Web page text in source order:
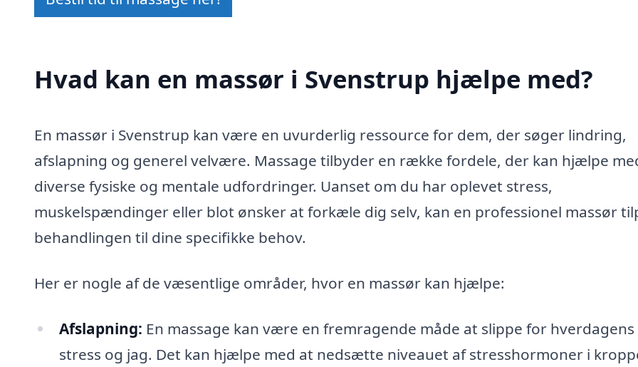
Hvad kan en massør i Svenstrup hjælpe med?
En massør i Svenstrup kan være en uvurderlig ressource for dem, der søger lindring,
afslapning og generel velvære. Massage tilbyder en række fordele, der kan hjælpe
diverse fysiske og mentale udfordringer. Uanset om du har oplevet stress,
muskelspændinger eller blot ønsker at forkæle dig selv, kan en professionel massør
behandlingen til dine specifikke behov.
Her er nogle af de væsentlige områder, hvor en massør kan hjælpe:
Afslapning: En massage kan være en fremragende måde at slippe for hverdagens
stress og jag. Det kan hjælpe med at nedsætte niveauet af stresshormoner i